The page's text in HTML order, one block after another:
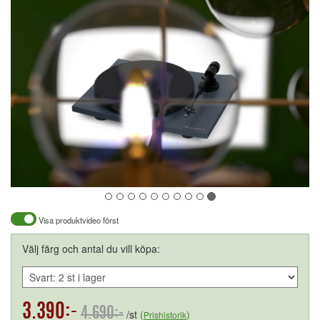
Visa produktvideo först
Välj färg och antal du vill köpa:
3.390:- 4.690:- /st (Prishistorik)